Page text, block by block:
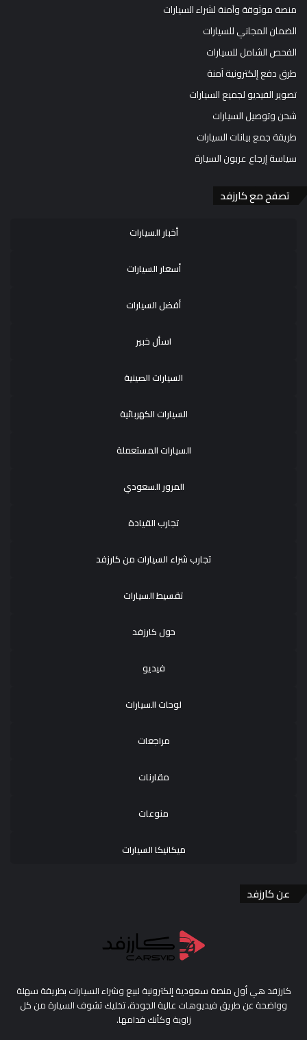
منصة موثوقة وآمنة لشراء السيارات
الضمان المجاني للسيارات
الفحص الشامل للسيارات
طرق دفع إلكترونية آمنة
تصوير الفيديو لجميع السيارات
شحن وتوصيل السيارات
طريقة جمع بيانات السيارات
سياسة إرجاع عربون السيارة
تصفح مع كارزفد
أخبار السيارات
أسعار السيارات
أفضل السيارات
اسأل خبير
السيارات الصينية
السيارات الكهربائية
السيارات المستعملة
المرور السعودي
تجارب القيادة
تجارب شراء السيارات من كارزفد
تقسيط السيارات
حول كارزفد
فيديو
لوحات السيارات
مراجعات
مقارنات
منوعات
ميكانيكا السيارات
عن كارزفد
كارزفد هي أول منصة سعودية إلكترونية لبيع وشراء السيارات بطريقة سهلة
وواضحة عن طريق فيديوهات عالية الجودة، تخليك تشوف السيارة من كل
زاوية وكأنك قدامها.